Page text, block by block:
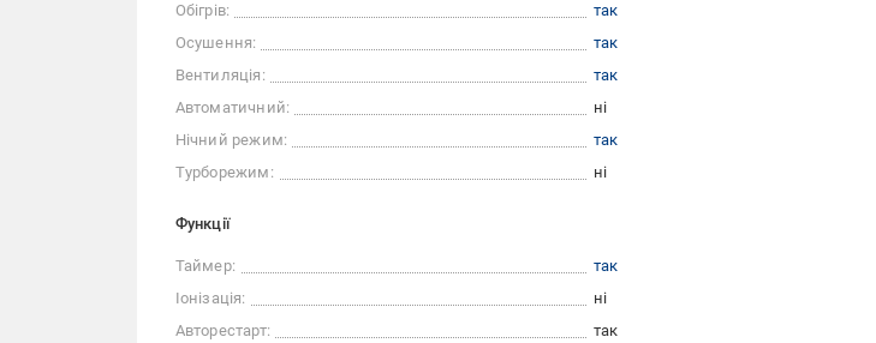
Обігрів:
так
Осушення:
так
Вентиляція:
так
Автоматичний:
ні
Нічний режим:
так
Турборежим:
ні
Функції
Таймер:
так
Іонізація:
ні
Авторестарт:
так